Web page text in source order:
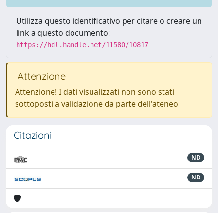
Utilizza questo identificativo per citare o creare un
link a questo documento:
https://hdl.handle.net/11580/10817
Attenzione
Attenzione! I dati visualizzati non sono stati
sottoposti a validazione da parte dell'ateneo
Citazioni
ND
ND